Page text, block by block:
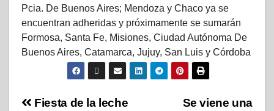
Pcia. De Buenos Aires; Mendoza y Chaco ya se
encuentran adheridas y próximamente se sumarán
Formosa, Santa Fe, Misiones, Ciudad Autónoma De
Buenos Aires, Catamarca, Jujuy, San Luis y Córdoba
Se viene una
Fiesta de la leche